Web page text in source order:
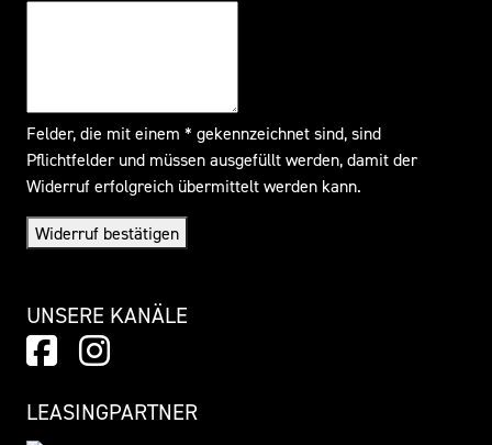
Felder, die mit einem * gekennzeichnet sind, sind
Pflichtfelder und müssen ausgefüllt werden, damit der
Widerruf erfolgreich übermittelt werden kann.
Widerruf bestätigen
UNSERE KANÄLE
LEASINGPARTNER